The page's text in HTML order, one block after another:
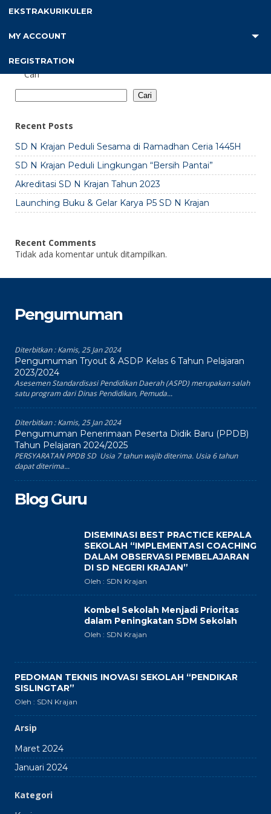
EKSTRAKURIKULER
MY ACCOUNT
REGISTRATION
Cari
Cari
Recent Posts
SD N Krajan Peduli Sesama di Ramadhan Ceria 1445H
SD N Krajan Peduli Lingkungan “Bersih Pantai”
Akreditasi SD N Krajan Tahun 2023
Launching Buku & Gelar Karya P5 SD N Krajan
Recent Comments
Tidak ada komentar untuk ditampilkan.
Pengumuman
Diterbitkan :Kamis, 25 Jan 2024
Pengumuman Tryout & ASDP Kelas 6 Tahun Pelajaran
2023/2024
Asesemen Standardisasi Pendidikan Daerah (ASPD) merupakan salah
satu program dari Dinas Pendidikan, Pemuda...
Diterbitkan :Kamis, 25 Jan 2024
Pengumuman Penerimaan Peserta Didik Baru (PPDB)
Tahun Pelajaran 2024/2025
PERSYARATAN PPDB SD Usia 7 tahun wajib diterima. Usia 6 tahun
dapat diterima...
Blog Guru
DISEMINASI BEST PRACTICE KEPALA
SEKOLAH “IMPLEMENTASI COACHING
DALAM OBSERVASI PEMBELAJARAN
DI SD NEGERI KRAJAN”
Oleh : SDN Krajan
Kombel Sekolah Menjadi Prioritas
dalam Peningkatan SDM Sekolah
Oleh : SDN Krajan
PEDOMAN TEKNIS INOVASI SEKOLAH “PENDIKAR
SISLINGTAR”
Oleh : SDN Krajan
Arsip
Maret 2024
Januari 2024
Kategori